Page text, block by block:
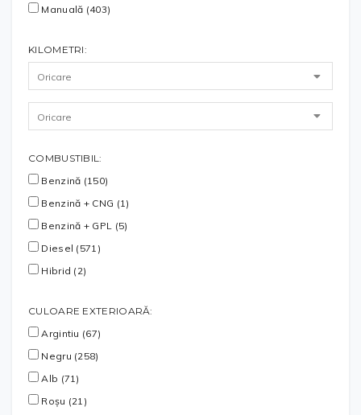
Manuală (403)
KILOMETRI:
COMBUSTIBIL:
Benzină (150)
Benzină + CNG (1)
Benzină + GPL (5)
Diesel (571)
Hibrid (2)
CULOARE EXTERIOARĂ:
Argintiu (67)
Negru (258)
Alb (71)
Roșu (21)